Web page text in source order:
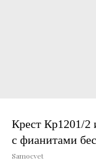
Крест Кр1201/2
с фианитами
Samocvet